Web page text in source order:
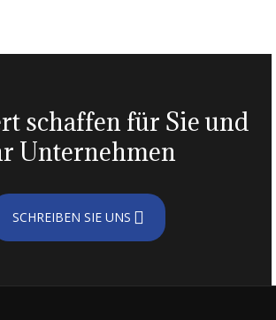
schaffen für Sie und
Unternehmen
SCHREIBEN SIE UNS